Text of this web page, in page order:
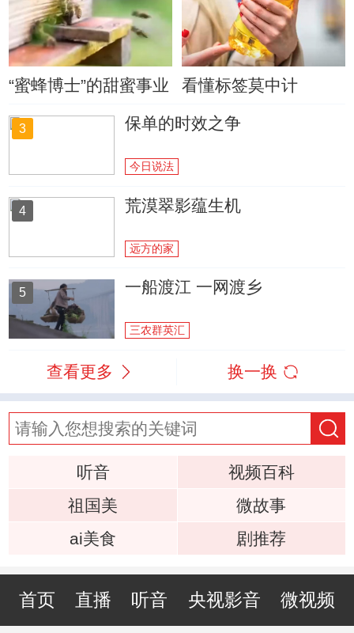
“蜜蜂博士”的甜蜜事业 看懂标签莫中计
3 保单的时效之争
今日说法
4 荒漠翠影蕴生机
远方的家
5 一船渡江 一网渡乡
三农群英汇
查看更多 换一换
听音
视频百科
祖国美
微故事
ai美食
剧推荐
首页 直播 听音 央视影音 微视频